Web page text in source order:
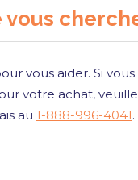
vous aider. Si vous
votre achat,
au 1-888-996-4041.